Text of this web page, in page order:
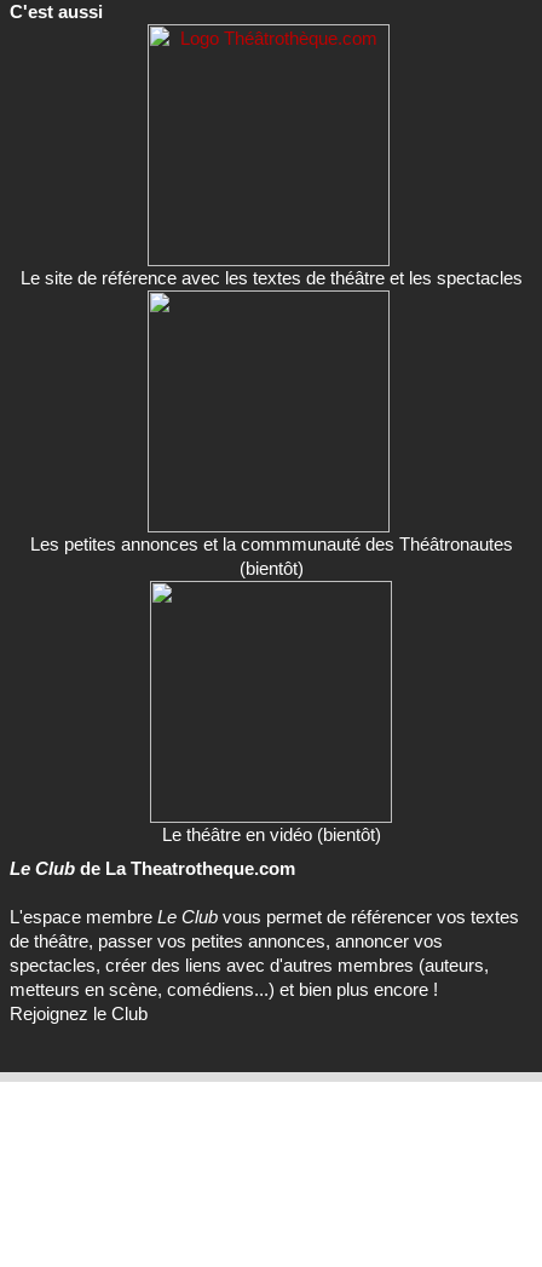
C'est aussi
Le site de référence avec les textes de théâtre et les spectacles
Les petites annonces et la commmunauté des Théâtronautes
(bientôt)
Le théâtre en vidéo (bientôt)
Le Club de La Theatrotheque.com
L'espace membre Le Club vous permet de référencer vos textes
de théâtre, passer vos petites annonces, annoncer vos
spectacles, créer des liens avec d'autres membres (auteurs,
metteurs en scène, comédiens...) et bien plus encore !
Rejoignez le Club